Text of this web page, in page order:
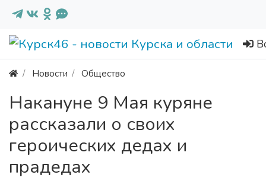
Новости Общество
Накануне 9 Мая куряне
рассказали о своих
героических дедах и
прадедах